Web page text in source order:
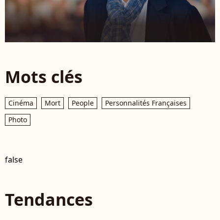
Mots clés
Cinéma Mort People
Personnalités Françaises
Photo
false
Tendances